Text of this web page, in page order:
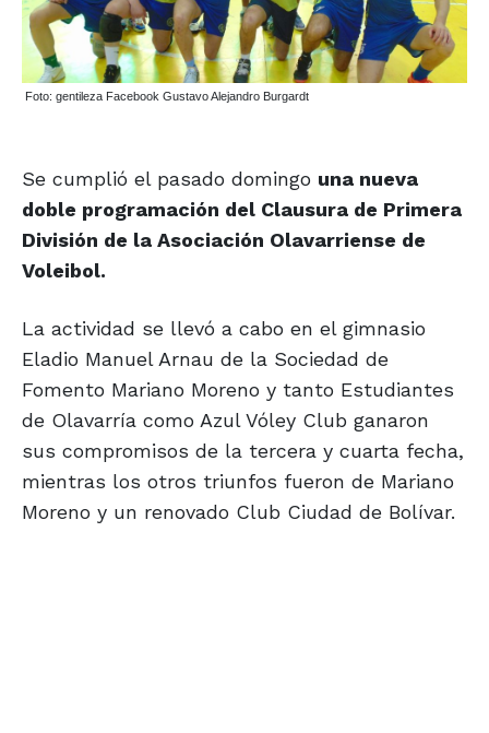
Foto: gentileza Facebook Gustavo Alejandro Burgardt
Se cumplió el pasado domingo una nueva
doble programación del Clausura de Primera
División de la Asociación Olavarriense de
Voleibol.
La actividad se llevó a cabo en el gimnasio
Eladio Manuel Arnau de la Sociedad de
Fomento Mariano Moreno y tanto Estudiantes
de Olavarría como Azul Vóley Club ganaron
sus compromisos de la tercera y cuarta fecha,
mientras los otros triunfos fueron de Mariano
Moreno y un renovado Club Ciudad de Bolívar.